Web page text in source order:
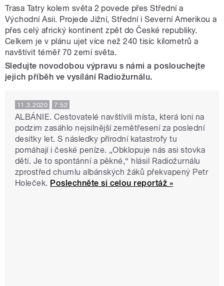
Trasa Tatry kolem světa 2 povede přes Střední a
Východní Asii. Projede Jižní, Střední i Severní Amerikou a
přes celý africký kontinent zpět do České republiky.
Celkem je v plánu ujet více než 240 tisíc kilometrů a
navštívit téměř 70 zemí světa.
Sledujte novodobou výpravu s námi a poslouchejte
jejich příběh ve vysílání Radiožurnálu.
11.3.2020 7:52
ALBÁNIE. Cestovatelé navštívili místa, která loni na
podzim zasáhlo nejsilnější zemětřesení za poslední
desítky let. S následky přírodní katastrofy tu
pomáhají i české peníze. „Obklopuje nás asi stovka
dětí. Je to spontánní a pěkné,“ hlásil Radiožurnálu
zprostřed chumlu albánských žáků překvapený Petr
Holeček. Poslechněte si celou reportáž »